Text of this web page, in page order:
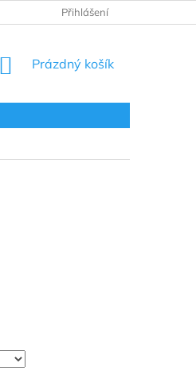
A REKLAMACE
Přihlášení
NÁKUPNÍ
Prázdný košík